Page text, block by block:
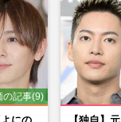
凌輝、元宝塚・花乃
”報道の陰で「とん
ドルが被ったまさか
女性PRIME
た
の記事(9)